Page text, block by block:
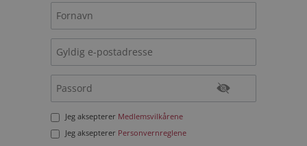
Jeg aksepterer Medlemsvilkårene
Jeg aksepterer Personvernreglene